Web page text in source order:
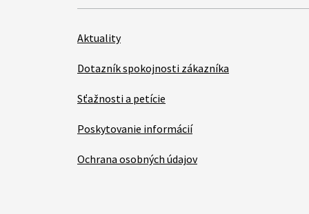
Aktuality
Dotazník spokojnosti zákazníka
Sťažnosti a petície
Poskytovanie informácií
Ochrana osobných údajov